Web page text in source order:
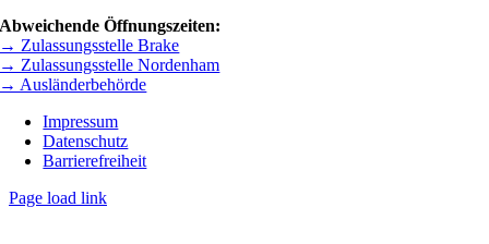
Abweichende Öffnungszeiten:
→ Zulassungsstelle Brake
→ Zulassungsstelle Nordenham
→ Ausländerbehörde
Impressum
Datenschutz
Barrierefreiheit
Page load link